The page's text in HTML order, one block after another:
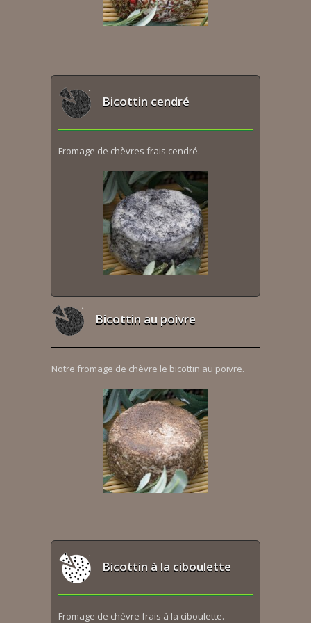
Bicottin cendré
Fromage de chèvres frais cendré.
Bicottin au poivre
Notre fromage de chèvre le bicottin au poivre.
Bicottin à la ciboulette
Fromage de chèvre frais à la ciboulette.